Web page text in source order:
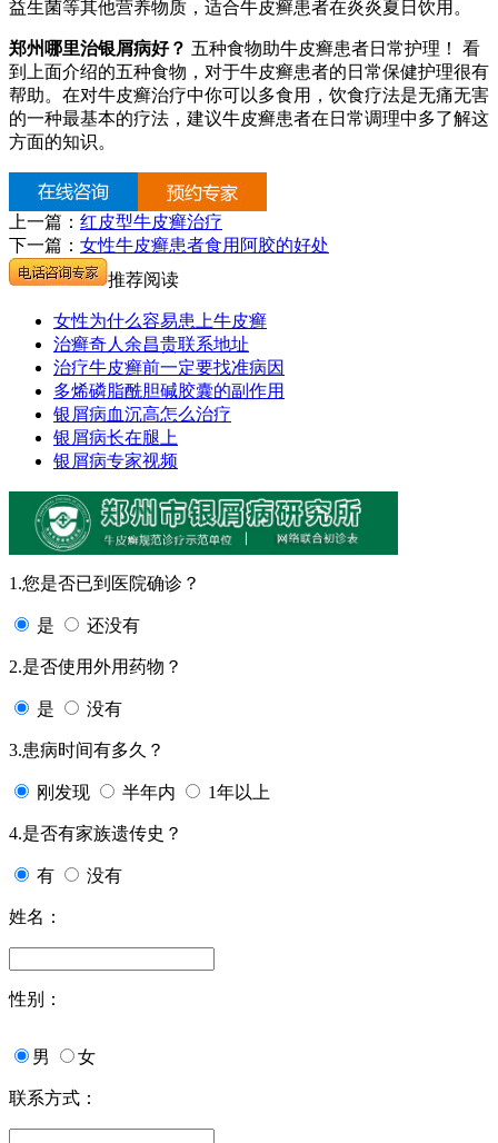
益生菌等其他营养物质，适合牛皮癣患者在炎炎夏日饮用。
郑州哪里治银屑病好？ 五种食物助牛皮癣患者日常护理！ 看
到上面介绍的五种食物，对于牛皮癣患者的日常保健护理很有
帮助。在对牛皮癣治疗中你可以多食用，饮食疗法是无痛无害
的一种最基本的疗法，建议牛皮癣患者在日常调理中多了解这
方面的知识。
上一篇： 红皮型牛皮癣治疗
下一篇： 女性牛皮癣患者食用阿胶的好处
推荐阅读
女性为什么容易患上牛皮癣
治癣奇人余昌贵联系地址
治疗牛皮癣前一定要找准病因
多烯磷脂酰胆碱胶囊的副作用
银屑病血沉高怎么治疗
银屑病长在腿上
银屑病专家视频
1.您是否已到医院确诊？
是 还没有
2.是否使用外用药物？
是 没有
3.患病时间有多久？
刚发现 半年内 1年以上
4.是否有家族遗传史？
有 没有
姓名：
性别：
男 女
联系方式：